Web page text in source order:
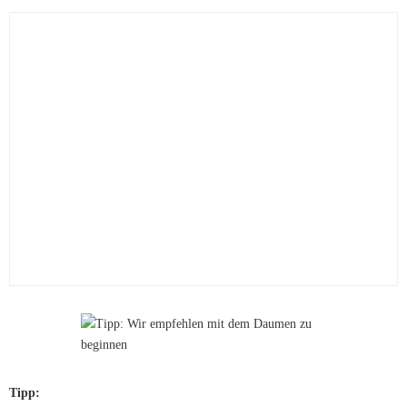
Tipp: